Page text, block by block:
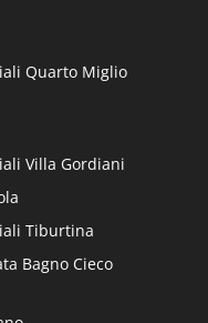
Quarto Miglio
Villa Gordiani
Tiburtina
Bagno Cieco